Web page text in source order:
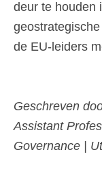
deur te houden
de EU-leiders
Geschreven
Assistant
Governance |